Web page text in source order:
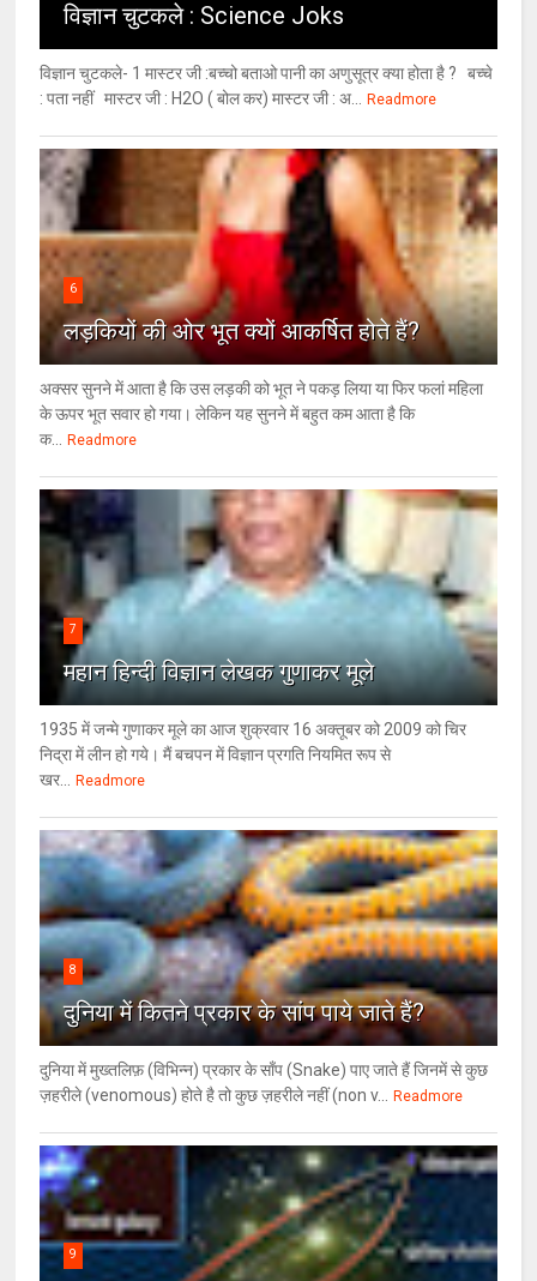
विज्ञान चुटकले : Science Joks
विज्ञान चुटकले- 1 मास्टर जी :बच्चो बताओ पानी का अणुसूत्र क्या होता है ? बच्चे
: पता नहीं मास्टर जी : H2O ( बोल कर) मास्टर जी : अ... Readmore
6
लड़कियों की ओर भूत क्‍यों आकर्षित होते हैं?
अक्सर सुनने में आता है कि उस लड़की को भूत ने पकड़ लिया या फिर फलां महिला
के ऊपर भूत सवार हो गया। लेकिन यह सुनने में बहुत कम आता है कि
क... Readmore
7
महान हिन्दी विज्ञान लेखक गुणाकर मूले
1935 में जन्मे गुणाकर मूले का आज शुक्रवार 16 अक्तूबर को 2009 को चिर
निद्रा में लीन हो गये। मैं बचपन में विज्ञान प्रगति नियमित रूप से
खर... Readmore
8
दुनिया में कितने प्रकार के सांप पाये जाते हैं?
दुनिया में मुख्तलिफ़ (विभिन्न) प्रकार के साँप (Snake) पाए जाते हैं जिनमें से कुछ
ज़हरीले (venomous) होते है तो कुछ ज़हरीले नहीं (non v... Readmore
9